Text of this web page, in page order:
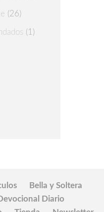
(26)
(1)
Bella y Soltera
Diario